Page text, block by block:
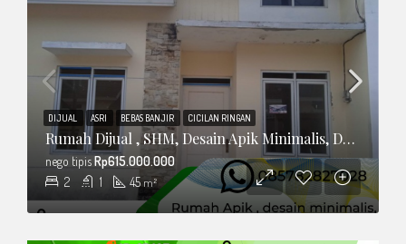
Rumah Dijual , SHM, Desain Apik Minimalis, Dalam Cluster
2 1 45 m²
nego tipisRp615.000.000
DIJUAL ASRI BEBAS BANJIR CICILAN RINGAN